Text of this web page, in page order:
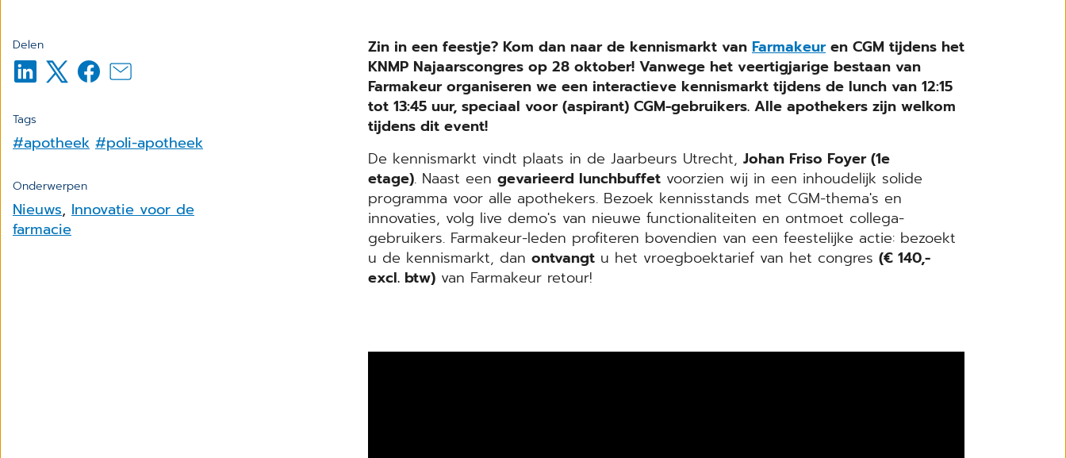
Delen
Tags
#apotheek #poli-apotheek
Onderwerpen
Nieuws, Innovatie voor de
farmacie
Zin in een feestje? Kom dan naar de kennismarkt van Farmakeuren CGM tijdens het
KNMP Najaarscongres op 28 oktober! Vanwege het veertigjarige bestaan van
Farmakeur organiseren we een interactieve kennismarkt tijdens de lunch van 12:15
tot 13:45 uur, speciaal voor (aspirant) CGM-gebruikers. Alle apothekers zijn welkom
tijdens dit event!
De kennismarkt vindt plaats in de Jaarbeurs Utrecht, Johan Friso Foyer (1e
etage). Naast een gevarieerd lunchbuffet voorzien wij in een inhoudelijk solide
programma voor alle apothekers. Bezoek kennisstands met CGM-thema's en
innovaties, volg live demo's van nieuwe functionaliteiten en ontmoet collega-
gebruikers. Farmakeur-leden profiteren bovendien van een feestelijke actie: bezoekt
u de kennismarkt, dan ontvangt u het vroegboektarief van het congres (€ 140,-
excl. btw) van Farmakeur retour!